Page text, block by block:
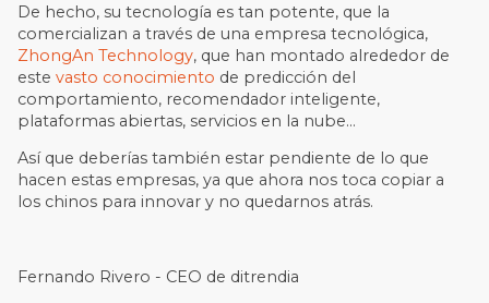
De hecho, su tecnología es tan potente, que la
comercializan a través de una empresa tecnológica,
ZhongAn Technology, que han montado alrededor de
estevasto conocimiento de predicción del
comportamiento, recomendador inteligente,
plataformas abiertas, servicios en la nube…
Así que deberías también estar pendiente de lo que
hacen estas empresas, ya que ahora nos toca copiar a
los chinos para innovar y no quedarnos atrás.
Fernando Rivero - CEO de ditrendia